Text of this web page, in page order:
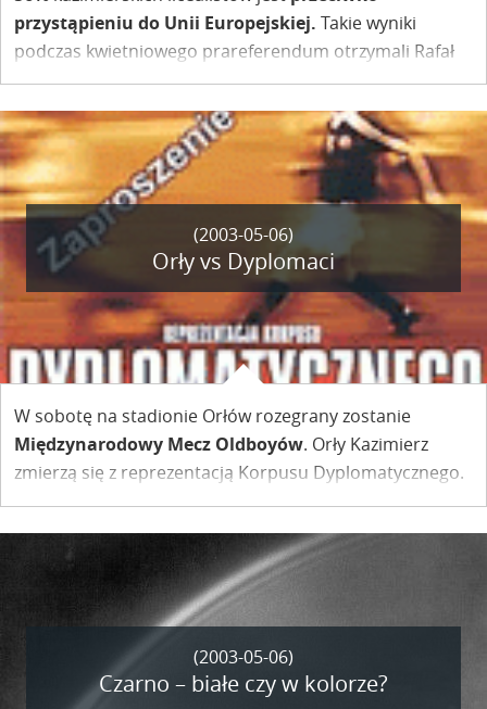
przystąpieniu do Unii Europejskiej. Takie wyniki
podczas kwietniowego prareferendum otrzymali Rafał
Suszek i Piotr Pałka z Gminnego Ośrodka Informacji
Europejskiej, którzy w Liceum Ogólnokształcącym
zorganizowali spotkanie dotyczące miejsca Polski w
jednoczącej się Europie.
(2003-05-06)
Orły vs Dyplomaci
W sobotę na stadionie Orłów rozegrany zostanie
Międzynarodowy Mecz Oldboyów. Orły Kazimierz
zmierzą się z reprezentacją Korpusu Dyplomatycznego.
Rozpoczęcie meczu
o godz. 15.00.
Rozdajemy wejściówki – zobacz szczegóły !!
(2003-05-06)
Czarno – białe czy w kolorze?